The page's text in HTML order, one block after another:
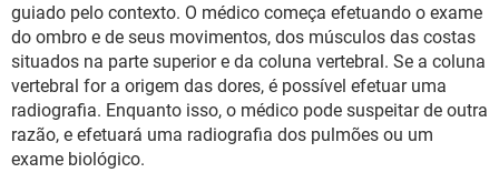
guiado pelo contexto. O médico começa efetuando o exame
do ombro e de seus movimentos, dos músculos das costas
situados na parte superior e da coluna vertebral. Se a coluna
vertebral for a origem das dores, é possível efetuar uma
radiografia. Enquanto isso, o médico pode suspeitar de outra
razão, e efetuará uma radiografia dos pulmões ou um
exame biológico.